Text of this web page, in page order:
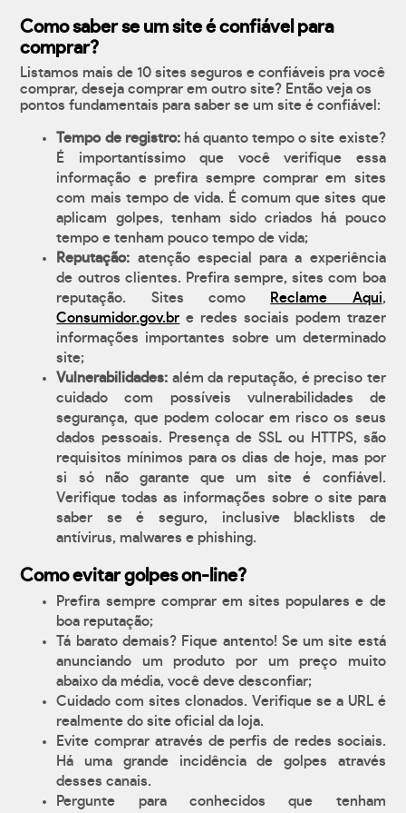
Como saber se um site é confiável para
comprar?
Listamos mais de 10 sites seguros e confiáveis pra você
comprar, deseja comprar em outro site? Então veja os
pontos fundamentais para saber se um site é confiável:
Tempo de registro:há quanto tempo o site existe?
É importantíssimo que você verifique essa
informação e prefira sempre comprar em sites
com mais tempo de vida. É comum que sites que
aplicam golpes, tenham sido criados há pouco
tempo e tenham pouco tempo de vida;
Reputação: atenção especial para a experiência
de outros clientes. Prefira sempre, sites com boa
reputação. Sites como
Reclame Aqui,
Consumidor.gov.br e redes sociais podem trazer
informações importantes sobre um determinado
site;
Vulnerabilidades: além da reputação, é preciso ter
cuidado com possíveis vulnerabilidades de
segurança, que podem colocar em risco os seus
dados pessoais. Presença de SSL ou HTTPS, são
requisitos mínimos para os dias de hoje, mas por
si só não garante que um site é confiável.
Verifique todas as informações sobre o site para
saber se é seguro, inclusive blacklists de
antívirus, malwares e phishing.
Como evitar golpes on-line?
Prefira sempre comprar em sites populares e de
boa reputação;
Tá barato demais? Fique antento! Se um site está
anunciando um produto por um preço muito
abaixo da média, você deve desconfiar;
Cuidado com sites clonados. Verifique se a URL é
realmente do site oficial da loja.
Evite comprar através de perfis de redes sociais.
Há uma grande incidência de golpes através
desses canais.
Pergunte para conhecidos que tenham